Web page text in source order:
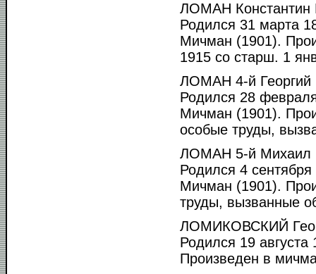
ЛОМАН Константин
Родился 31 марта
Мичман (1901).
1915 со старш. 1
ЛОМАН 4-й Георгий
Родился 28
Мичман (1901).
особые труды,
ЛОМАН 5-й Михаил
Родился 4 сентября
Мичман (1901).
труды, вызванные
ЛОМИКОВСКИЙ
Родился 19 августа
Произведен в